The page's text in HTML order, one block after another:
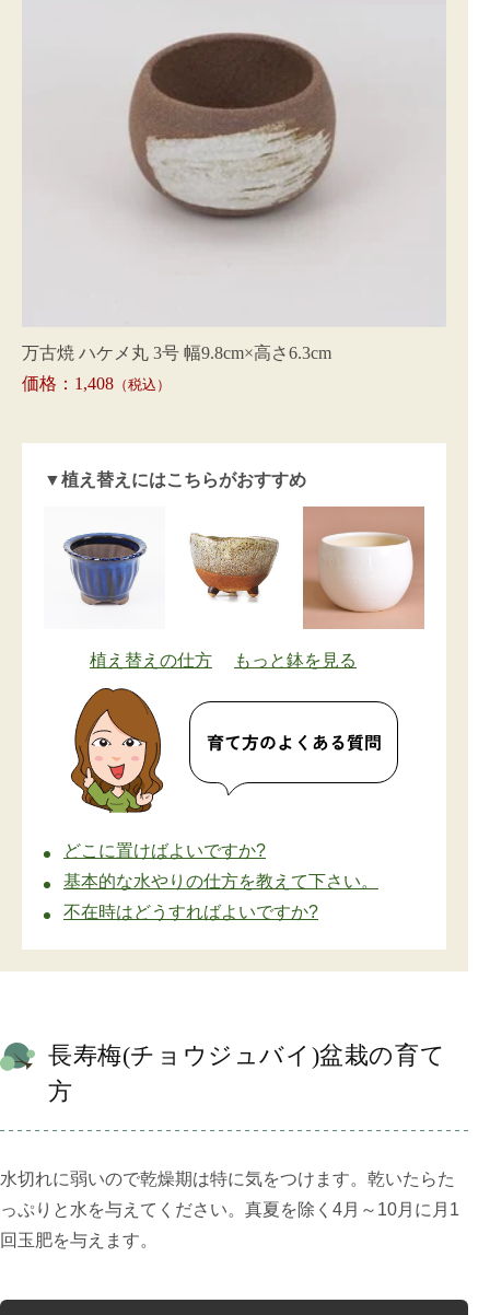
万古焼 ハケメ丸 3号 幅9.8cm×高さ6.3cm
価格：1,408 （税込）
▼植え替えにはこちらがおすすめ
植え替えの仕方 もっと鉢を見る
どこに置けばよいですか?
基本的な水やりの仕方を教えて下さい。
不在時はどうすればよいですか?
長寿梅(チョウジュバイ)盆栽の育て
方
水切れに弱いので乾燥期は特に気をつけます。乾いたらた
っぷりと水を与えてください。真夏を除く4月～10月に月1
回玉肥を与えます。